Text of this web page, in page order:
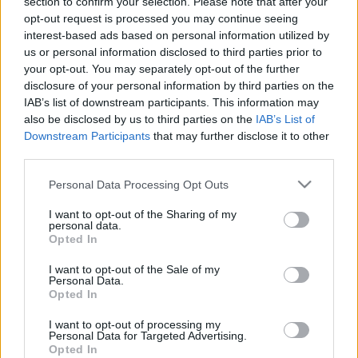
opt-out request is processed you may continue seeing
interest-based ads based on personal information utilized by
us or personal information disclosed to third parties prior to
your opt-out. You may separately opt-out of the further
disclosure of your personal information by third parties on the
IAB’s list of downstream participants. This information may
also be disclosed by us to third parties on the IAB’s List of
Downstream Participants that may further disclose it to other
Please note that this website/app uses one or more Google
not limited to your visit or usage behaviour. You may click to
grant or deny consent to Google and its third-party tags to
use your data for below specified purposes in below Google
consent section.
Personal Data Processing Opt Outs
I want to opt-out of the Sharing of my
personal data.
Opted In
I want to opt-out of the Sale of my
Personal Data.
Opted In
I want to opt-out of processing my
Personal Data for Targeted Advertising.
Opted In
emlékezhet plakátslágereikre, a fiatalok pedig a színes
látvány élményén túl a bemutatott nyomtatványokon és
terveken keresztül nyernek bepillantást az 1930-as évek és
az 1950-1960-as évek világába.
A kiállítás a Magyar Nemzeti Galéria plakátgyűjteményének
gyarapítási módjait, elképzeléseit szemléltető és az új